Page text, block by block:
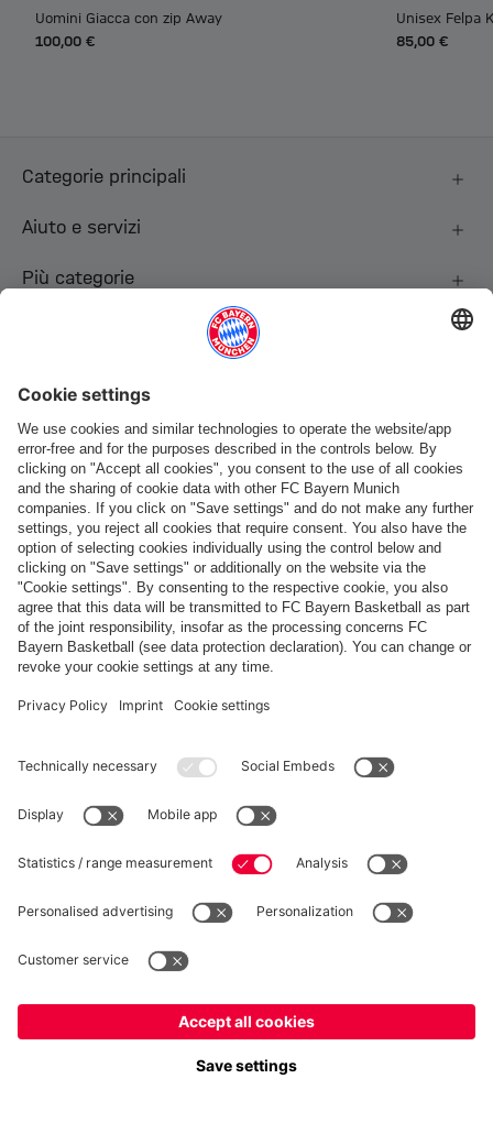
Uomini Giacca con zip Away
100,00 €
Unisex Felpa
85,00 €
Categorie principali
Aiuto e servizi
Più categorie
Pagamento e consegna
FC Bayern Store App
RECESSO
Privacy
Impostazioni dei cookie
*Prezzi IVA inclusa e spese di spedizione escluse
© FC Bayern München AG
FC Bayern München AG, Säbener Str. 51-57, 81547 Monaco
Italianoper consegnare lì!
Globaleper consegnare lì!